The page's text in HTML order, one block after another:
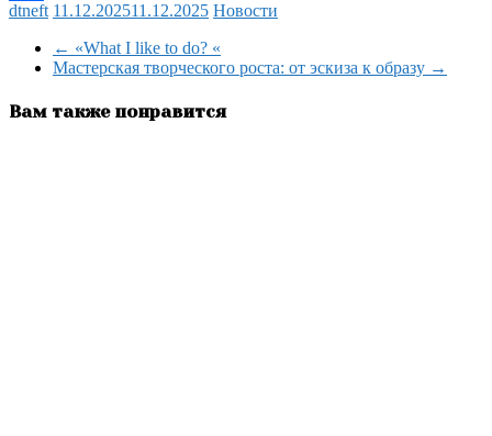
Отправить
dtneft 11.12.202511.12.2025 Новости
← «What I like to do? «
Мастерская творческого роста: от эскиза к образу →
Вам также понравится